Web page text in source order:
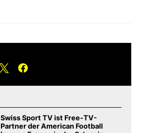
Swiss Sport TV ist Free-TV-
Partner der American Football